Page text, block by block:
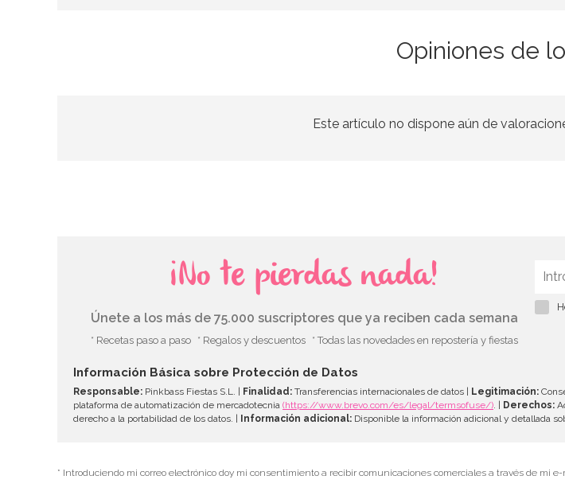
Opiniones de
Este artículo no dispone aún de
¡No te pierdas nada!
Únete a los más de 75.000 suscriptores que ya reciben cada semana
* Recetas paso a paso * Regalos y descuentos * Todas las novedades en repostería y fiestas
Información Básica sobre Protección de Datos
Responsable: Pinkbass Fiestas S.L. | Finalidad: Transferencias internacionales de datos | Legitimación:
plataforma de automatización de mercadotecnia (https://www.brevo.com/es/legal/termsofuse/) . | Derechos:
derecho a la portabilidad de los datos. | Información adicional: Disponible la información adicional y detallada
* Introduciendo mi correo electrónico doy mi consentimiento a recibir comunicaciones comerciales a través de mi